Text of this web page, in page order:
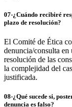
07-¿Cuándo recibiré
plazo de resolución?
El Comité de Ética
denuncia/consulta
resolución de las
la complejidad del
justificada.
08-¿Qué sucede si,
denuncia es falso?